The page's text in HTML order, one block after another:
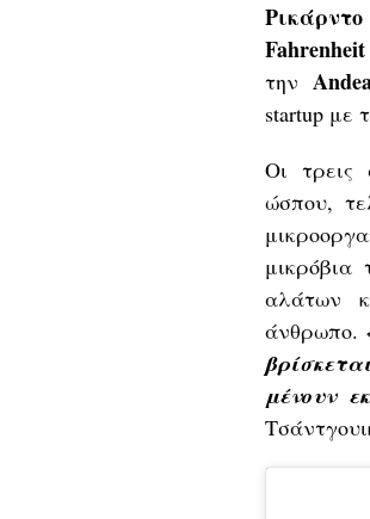
Ρικάρντο
Fahrenheit
την
startup με
Οι τρεις
ώσπου,
μικρόβια
αλάτων
άνθρωπο.
μένουν